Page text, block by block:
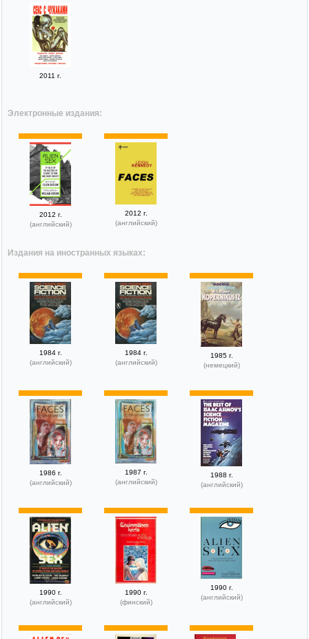
2011 г.
Электронные издания:
2012 г.
(английский)
2012 г.
(английский)
Издания на иностранных языках:
1984 г.
(английский)
1984 г.
(английский)
1985 г.
(немецкий)
1986 г.
(английский)
1987 г.
(английский)
1988 г.
(английский)
1990 г.
(английский)
1990 г.
(финский)
1990 г.
(английский)